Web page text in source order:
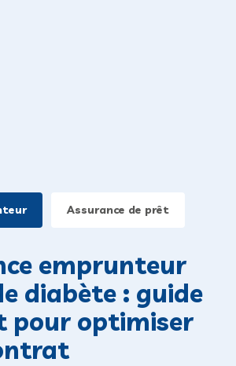
Assurance de prêt
emprunteur
diabète : guide
pour optimiser